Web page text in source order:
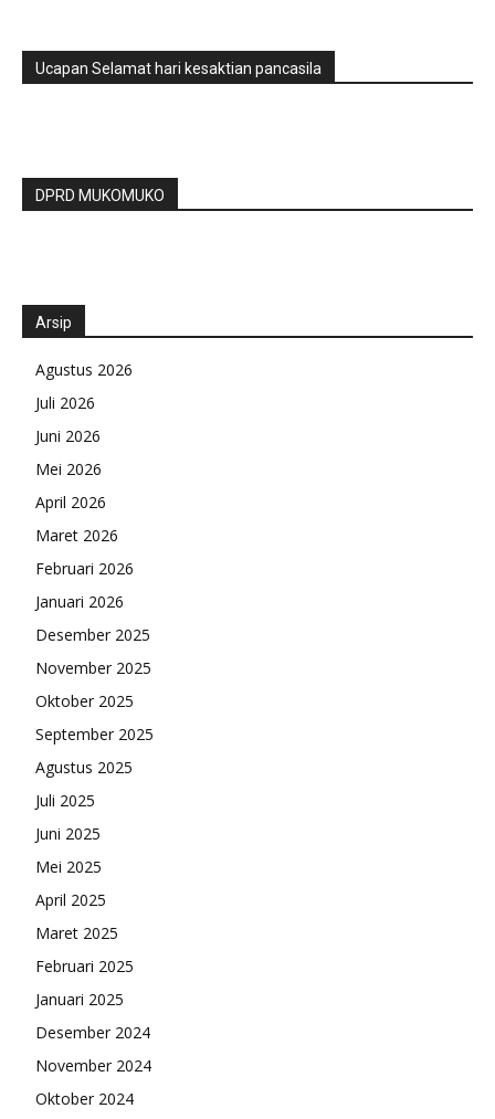
Ucapan Selamat hari kesaktian pancasila
DPRD MUKOMUKO
Arsip
Agustus 2026
Juli 2026
Juni 2026
Mei 2026
April 2026
Maret 2026
Februari 2026
Januari 2026
Desember 2025
November 2025
Oktober 2025
September 2025
Agustus 2025
Juli 2025
Juni 2025
Mei 2025
April 2025
Maret 2025
Februari 2025
Januari 2025
Desember 2024
November 2024
Oktober 2024